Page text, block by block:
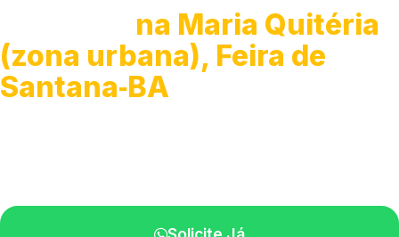
na Maria Quitéria
(zona urbana), Feira de
Santana‑BA